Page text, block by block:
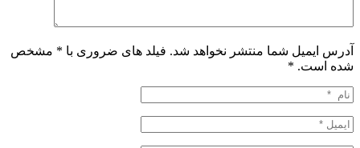
آدرس ایمیل شما منتشر نخواهد شد. فیلد های ضروری با * مشخص
شده است. *